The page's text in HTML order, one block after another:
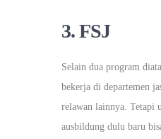
3. FSJ
Selain dua program
bekerja di departemen
relawan lainnya. Tetapi
ausbildung dulu baru